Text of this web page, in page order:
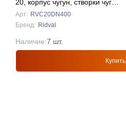
20, корпус чугун, створки чуг
DN400 КРАСНЫЙ
Арт: RVC20DN400
Бренд: Ridval
Купить
Наличие:7 шт.